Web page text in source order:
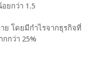
ยกว่า 1.5
ย โดยมีกำไรจากธุรกิจที่
กว่า 25%